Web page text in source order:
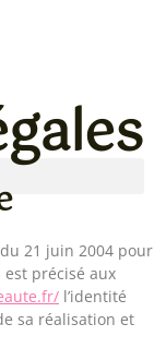
21 juin 2004 pour
est précisé aux
l’identité
sa réalisation et